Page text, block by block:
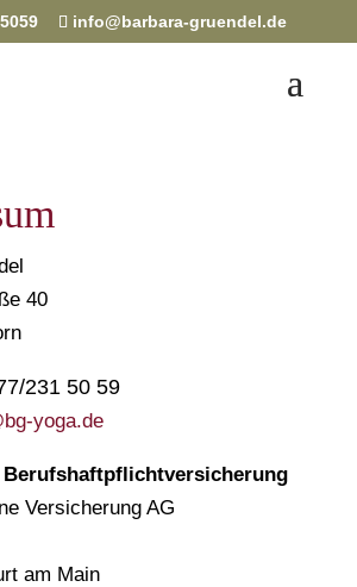
info@barbara-gruendel.de
40
231 50 59
yoga.de
Berufshaftpflichtversicherung
Versicherung AG
am Main